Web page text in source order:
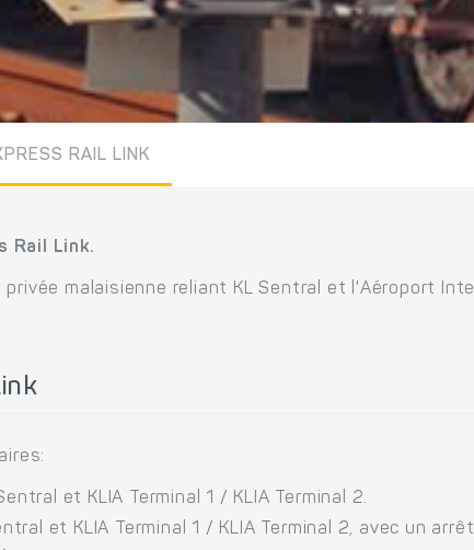
RAIL LINK
Rail Link.
malaisienne reliant KL Sentral et l'Aéroport
et KLIA Terminal 1 / KLIA Terminal 2.
et KLIA Terminal 1 / KLIA Terminal 2, avec un